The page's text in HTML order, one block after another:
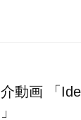
動画 「